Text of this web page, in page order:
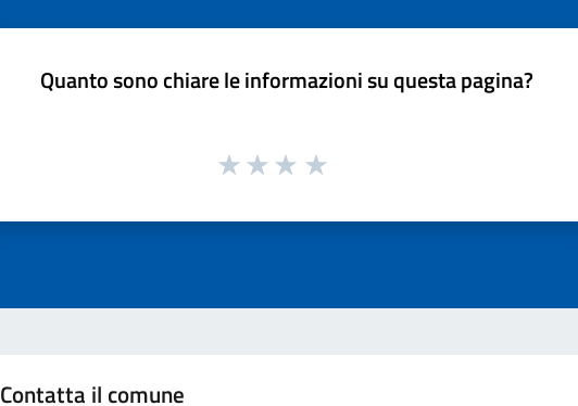
Quanto sono chiare le informazioni su questa pagina?
Contatta il comune